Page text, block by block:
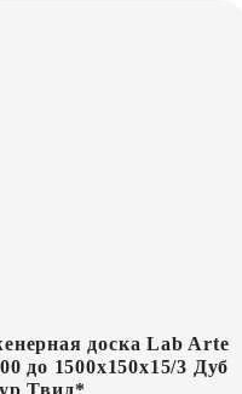
доска Lab Arte
до 1500х150х15/3 Дуб
Твид*